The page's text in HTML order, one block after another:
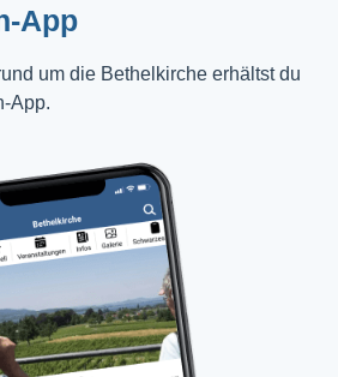
App
um die Bethelkirche erhältst du
App.